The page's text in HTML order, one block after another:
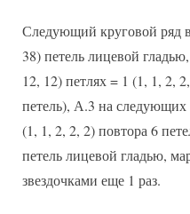
Следующий круговой ряд
38) петель лицевой
12, 12) петлях = 1 (1, 1, 2,
петель), А.3 на следующих
(1, 1, 2, 2, 2) повтора 6
петель лицевой гладью,
звездочками еще 1 раз.